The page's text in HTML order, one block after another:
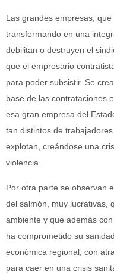
Las grandes empresas,
transformando en una
debilitan o destruyen el
que el empresario
para poder subsistir. Se
base de las contrataciones
esa gran empresa del
tan distintos de
explotan, creándose una
violencia.
Por otra parte se observan
del salmón, muy lucrativas,
ambiente y que además
ha comprometido su
económica regional, con
para caer en una crisis